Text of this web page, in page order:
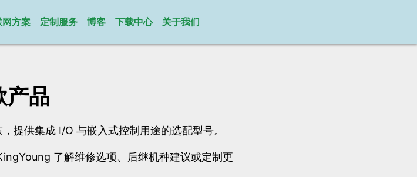
网方案 定制服务 博客 下载中心 关于我们
品
提供集成 I/O 与嵌入式控制用途的选配型号。
了解维修选项、后继机种建议或定制更